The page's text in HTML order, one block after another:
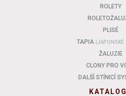
ROLETY
PLISÉ
TAPIA (JAPONSKÉ
ŽALUZIE
CLONY PRO
DALŠÍ STÍNICÍ